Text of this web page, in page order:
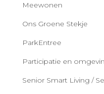
Meewonen
Ons Groene Stekje
ParkEntree
Participatie en
Senior Smart Living /